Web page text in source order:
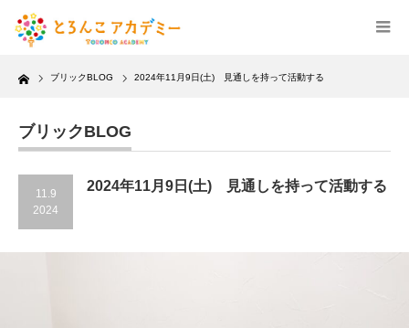
Home ブリックBLOG 2024年11月9日(土) 見通しを持って活動する
ブリックBLOG
11.9
2024
2024年11月9日(土) 見通しを持って活動する